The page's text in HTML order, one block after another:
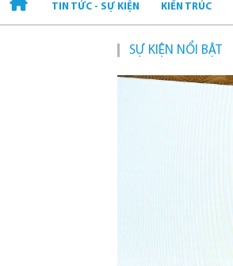
TIN TỨC - SỰ KIỆN KIẾN TRÚC
SỰ KIỆN NỔI BẬT